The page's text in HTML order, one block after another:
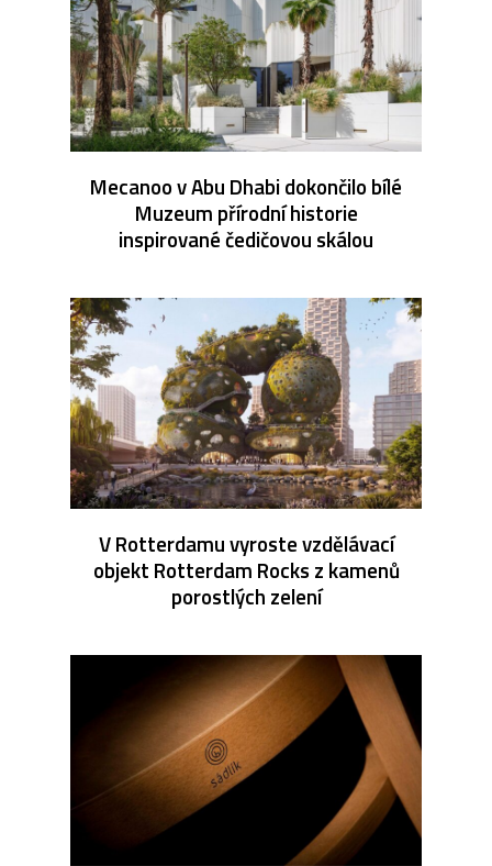
Mecanoo v Abu Dhabi dokončilo bílé
Muzeum přírodní historie
inspirované čedičovou skálou
V Rotterdamu vyroste vzdělávací
objekt Rotterdam Rocks z kamenů
porostlých zelení